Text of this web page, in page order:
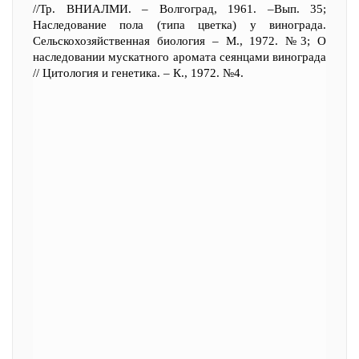
//Тр. ВНИАЛМИ. – Волгоград, 1961. –Вып. 35;
Наследование пола (типа цветка) у винограда.
Сельскохозяйственная биология – М., 1972. №3; О
наследовании мускатного аромата сеянцами винограда
// Цитология и генетика. – К., 1972. №4.